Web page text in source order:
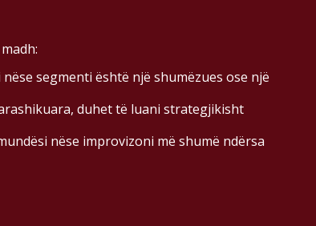
segmenti është një shumëzues ose një
duhet të luani strategjikisht
nëse improvizoni më shumë ndërsa